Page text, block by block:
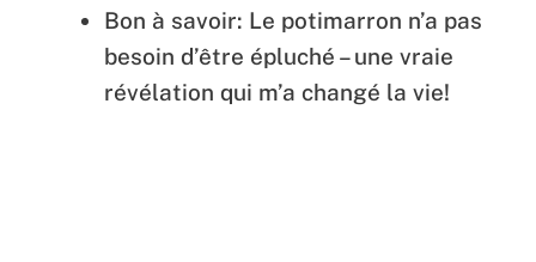
Bon à savoir: Le potimarron n’a pas
besoin d’être épluché – une vraie
révélation qui m’a changé la vie!